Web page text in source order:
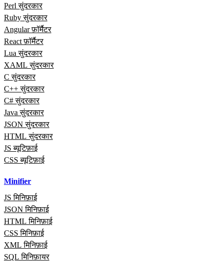
Perl सुंदरकार
Ruby सुंदरकार
Angular फ़ॉर्मैटर
React फ़ॉर्मैटर
Lua सुंदरकार
XAML सुंदरकार
C सुंदरकार
C++ सुंदरकार
C# सुंदरकार
Java सुंदरकार
JSON सुंदरकार
HTML सुंदरकार
JS ब्यूटिफ़ाई
CSS ब्यूटिफ़ाई
Minifier
JS मिनिफ़ाई
JSON मिनिफ़ाई
HTML मिनिफ़ाई
CSS मिनिफ़ाई
XML मिनिफ़ाई
SQL मिनिफ़ायर